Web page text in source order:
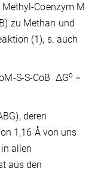
Coenzym M
zu Methan und
(1), s. auch
S-S-CoB ∆Go=
deren
1,16 Å von uns
allen
aus den